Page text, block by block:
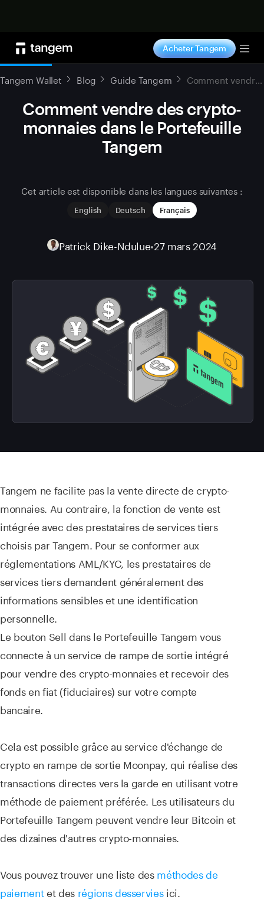
Acheter Tangem
Tangem Wallet Blog Guide Tangem Comment vendre des crypto-monnaies dans le Portefeuille Tangem
Comment vendre des crypto-
monnaies dans le Portefeuille
Tangem
Cet article est disponible dans les langues suivantes :
English Deutsch Français
Patrick Dike-Ndulue•27 mars 2024
Tangem ne facilite pas la vente directe de crypto-
monnaies. Au contraire, la fonction de vente est
intégrée avec des prestataires de services tiers
choisis par Tangem. Pour se conformer aux
réglementations AML/KYC, les prestataires de
services tiers demandent généralement des
informations sensibles et une identification
personnelle.
Le bouton Sell dans le Portefeuille Tangem vous
connecte à un service de rampe de sortie intégré
pour vendre des crypto-monnaies et recevoir des
fonds en fiat (fiduciaires) sur votre compte
bancaire.
Cela est possible grâce au service d'échange de
crypto en rampe de sortie Moonpay, qui réalise des
transactions directes vers la garde en utilisant votre
méthode de paiement préférée. Les utilisateurs du
Portefeuille Tangem peuvent vendre leur Bitcoin et
des dizaines d'autres crypto-monnaies.
Vous pouvez trouver une liste desméthodes de
paiementet des régions desserviesici.